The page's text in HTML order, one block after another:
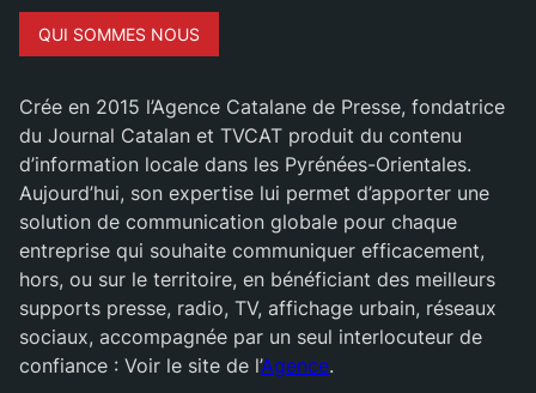
QUI SOMMES NOUS
Crée en 2015 l’Agence Catalane de Presse, fondatrice
du Journal Catalan et TVCAT produit du contenu
d’information locale dans les Pyrénées-Orientales.
Aujourd’hui, son expertise lui permet d’apporter une
solution de communication globale pour chaque
entreprise qui souhaite communiquer efficacement,
hors, ou sur le territoire, en bénéficiant des meilleurs
supports presse, radio, TV, affichage urbain, réseaux
sociaux, accompagnée par un seul interlocuteur de
confiance : Voir le site de l’Agence.